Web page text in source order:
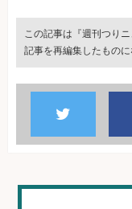
この記事は『週刊つり
記事を再編集したものに